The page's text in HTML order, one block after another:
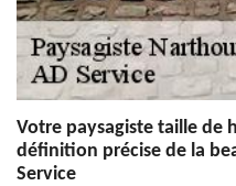
Votre paysagiste taille de
définition précise de la
Service